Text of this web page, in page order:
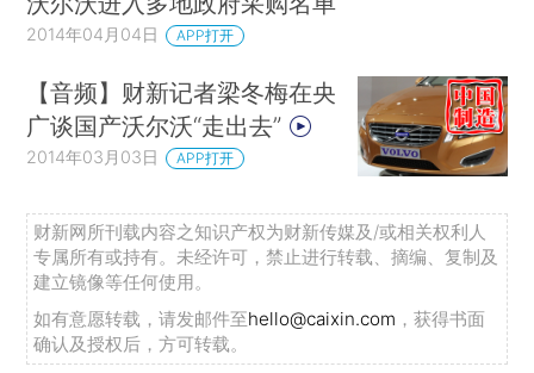
2014年04月04日 APP打开
【音频】财新记者梁冬梅在央
广谈国产沃尔沃“走出去”
2014年03月03日 APP打开
财新网所刊载内容之知识产权为财新传媒及/或相关权利人
专属所有或持有。未经许可，禁止进行转载、摘编、复制及
建立镜像等任何使用。
如有意愿转载，请发邮件至hello@caixin.com ，获得书面
确认及授权后，方可转载。